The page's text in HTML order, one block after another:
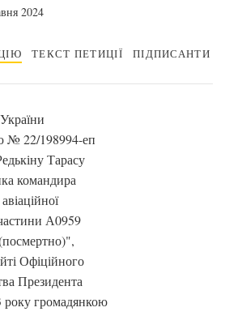
2024
ТЕКСТ ПЕТИЦІЇ ПІДПИСАНТИ
№ 22/198994-еп
Тарасу
командира
А0959
Офіційного
Президента
року громадянкою